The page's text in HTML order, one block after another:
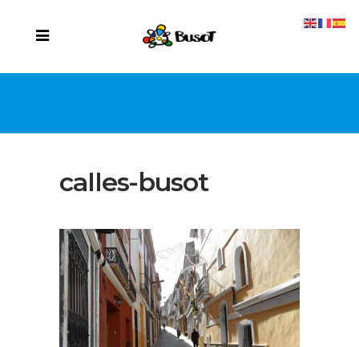
calles-busot